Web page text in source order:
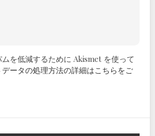
を低減するために Akismet を使って
データの処理方法の詳細はこちらをご